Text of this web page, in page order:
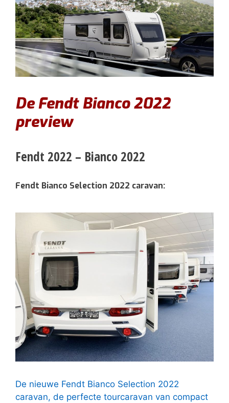
De Fendt Bianco 2022
preview
Fendt 2022 – Bianco 2022
Fendt Bianco Selection 2022 caravan:
De nieuwe Fendt Bianco Selection 2022
caravan, de perfecte tourcaravan van compact